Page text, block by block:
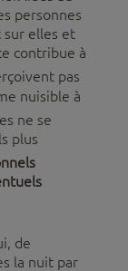
personnes
sur elles et
contribue à
pas
nuisible à
ne se
plus
de
la nuit par